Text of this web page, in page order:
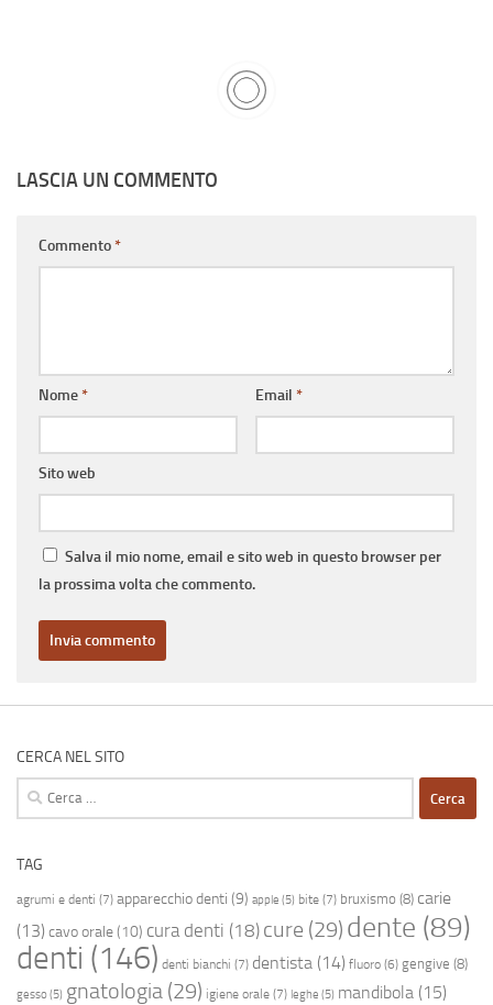
LASCIA UN COMMENTO
Commento*
Nome* Email *
Sito web
Salva il mio nome, email e sito web in questo browser per
la prossima volta che commento.
CERCA NEL SITO
Ricerca
per:
TAG
agrumi e denti (7) apparecchio denti (9) apple (5) bite (7) bruxismo (8) carie
(13) cavo orale(10) cura denti (18) cure (29) dente (89)
denti (146) denti bianchi (7) dentista (14) fluoro (6) gengive (8)
gesso(5) gnatologia (29) igiene orale (7) leghe (5) mandibola (15)